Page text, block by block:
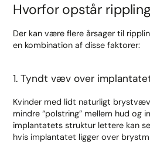
Hvorfor opstår
Der kan være flere årsager til
en kombination af disse faktorer:
1. Tyndt væv over
Kvinder med lidt naturligt
mindre “polstring” mellem hud og
implantatets struktur lettere kan
hvis implantatet ligger over